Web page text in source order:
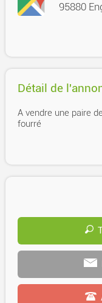
95880
Détail de
A vendre une paire
fourré